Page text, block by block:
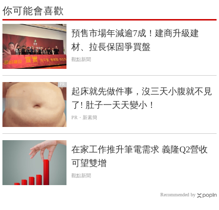
你可能會喜歡
預售市場年減逾7成！建商升級建
材、拉長保固爭買盤
觀點新聞
PR
起床就先做件事，沒三天小腹就不見
了! 肚子一天天變小！
PR・新素簡
在家工作推升筆電需求 義隆Q2營收
可望雙增
觀點新聞
Recommended by